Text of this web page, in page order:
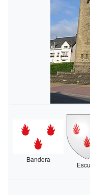
Bandera